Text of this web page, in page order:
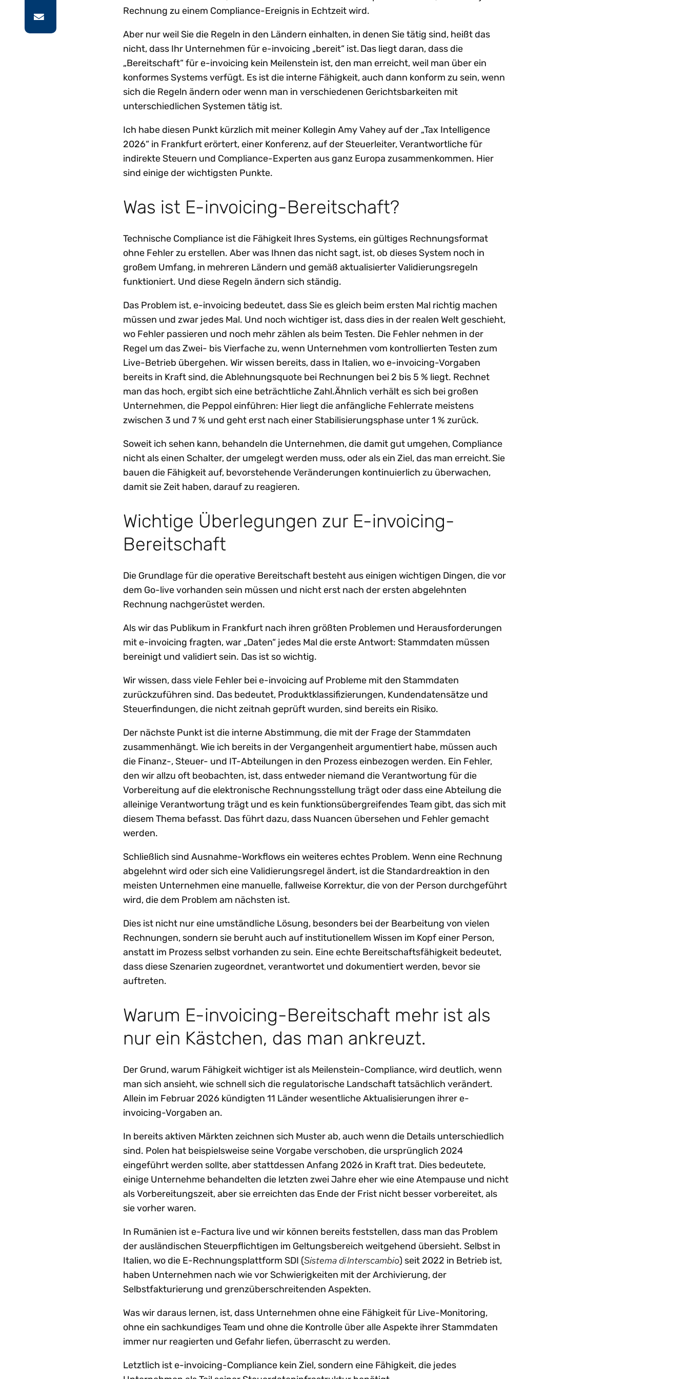
Rechnung zu einem Compliance-Ereignis in Echtzeit wird.
Aber nur weil Sie die Regeln in den Ländern einhalten, in denen Sie tätig sind, heißt das
nicht, dass Ihr Unternehmen für e-invoicing „bereit“ ist. Das liegt daran, dass die
„Bereitschaft“ für e-invoicing kein Meilenstein ist, den man erreicht, weil man über ein
konformes Systems verfügt. Es ist die interne Fähigkeit, auch dann konform zu sein, wenn
sich die Regeln ändern oder wenn man in verschiedenen Gerichtsbarkeiten mit
unterschiedlichen Systemen tätig ist.
Ich habe diesen Punkt kürzlich mit meiner Kollegin Amy Vahey auf der „Tax Intelligence
2026“ in Frankfurt erörtert, einer Konferenz, auf der Steuerleiter, Verantwortliche für
indirekte Steuern und Compliance-Experten aus ganz Europa zusammenkommen. Hier
sind einige der wichtigsten Punkte.
Was ist E-invoicing-Bereitschaft?
Technische Compliance ist die Fähigkeit Ihres Systems, ein gültiges Rechnungsformat
ohne Fehler zu erstellen. Aber was Ihnen das nicht sagt, ist, ob dieses System noch in
großem Umfang, in mehreren Ländern und gemäß aktualisierter Validierungsregeln
funktioniert. Und diese Regeln ändern sich ständig.
Das Problem ist, e-invoicing bedeutet, dass Sie es gleich beim ersten Mal richtig machen
müssen und zwar jedes Mal. Und noch wichtiger ist, dass dies in der realen Welt geschieht,
wo Fehler passieren und noch mehr zählen als beim Testen. Die Fehler nehmen in der
Regel um das Zwei- bis Vierfache zu, wenn Unternehmen vom kontrollierten Testen zum
Live-Betrieb übergehen. Wir wissen bereits, dass in Italien, wo e-invoicing-Vorgaben
bereits in Kraft sind, die Ablehnungsquote bei Rechnungen bei 2 bis 5 % liegt. Rechnet
man das hoch, ergibt sich eine beträchtliche Zahl.Ähnlich verhält es sich bei großen
Unternehmen, die Peppol einführen: Hier liegt die anfängliche Fehlerrate meistens
zwischen 3 und 7 % und geht erst nach einer Stabilisierungsphase unter 1 % zurück.
Soweit ich sehen kann, behandeln die Unternehmen, die damit gut umgehen, Compliance
nicht als einen Schalter, der umgelegt werden muss, oder als ein Ziel, das man erreicht. Sie
bauen die Fähigkeit auf, bevorstehende Veränderungen kontinuierlich zu überwachen,
damit sie Zeit haben, darauf zu reagieren.
Wichtige Überlegungen zur E-invoicing-
Bereitschaft
Die Grundlage für die operative Bereitschaft besteht aus einigen wichtigen Dingen, die vor
dem Go-live vorhanden sein müssen und nicht erst nach der ersten abgelehnten
Rechnung nachgerüstet werden.
Als wir das Publikum in Frankfurt nach ihren größten Problemen und Herausforderungen
mit e-invoicing fragten, war „Daten“ jedes Mal die erste Antwort: Stammdaten müssen
bereinigt und validiert sein. Das ist so wichtig.
Wir wissen, dass viele Fehler bei e-invoicing auf Probleme mit den Stammdaten
zurückzuführen sind. Das bedeutet, Produktklassifizierungen, Kundendatensätze und
Steuerfindungen, die nicht zeitnah geprüft wurden, sind bereits ein Risiko.
Der nächste Punkt ist die interne Abstimmung, die mit der Frage der Stammdaten
zusammenhängt. Wie ich bereits in der Vergangenheit argumentiert habe, müssen auch
die Finanz-, Steuer- und IT-Abteilungen in den Prozess einbezogen werden. Ein Fehler,
den wir allzu oft beobachten, ist, dass entweder niemand die Verantwortung für die
Vorbereitung auf die elektronische Rechnungsstellung trägt oder dass eine Abteilung die
alleinige Verantwortung trägt und es kein funktionsübergreifendes Team gibt, das sich mit
diesem Thema befasst. Das führt dazu, dass Nuancen übersehen und Fehler gemacht
werden.
Schließlich sind Ausnahme-Workflows ein weiteres echtes Problem. Wenn eine Rechnung
abgelehnt wird oder sich eine Validierungsregel ändert, ist die Standardreaktion in den
meisten Unternehmen eine manuelle, fallweise Korrektur, die von der Person durchgeführt
wird, die dem Problem am nächsten ist.
Dies ist nicht nur eine umständliche Lösung, besonders bei der Bearbeitung von vielen
Rechnungen, sondern sie beruht auch auf institutionellem Wissen im Kopf einer Person,
anstatt im Prozess selbst vorhanden zu sein. Eine echte Bereitschaftsfähigkeit bedeutet,
dass diese Szenarien zugeordnet, verantwortet und dokumentiert werden, bevor sie
auftreten.
Warum E-invoicing-Bereitschaft mehr ist als
nur ein Kästchen, das man ankreuzt.
Der Grund, warum Fähigkeit wichtiger ist als Meilenstein-Compliance, wird deutlich, wenn
man sich ansieht, wie schnell sich die regulatorische Landschaft tatsächlich verändert.
Allein im Februar 2026 kündigten 11 Länder wesentliche Aktualisierungen ihrer e-
invoicing-Vorgaben an.
In bereits aktiven Märkten zeichnen sich Muster ab, auch wenn die Details unterschiedlich
sind. Polen hat beispielsweise seine Vorgabe verschoben, die ursprünglich 2024
eingeführt werden sollte, aber stattdessen Anfang 2026 in Kraft trat. Dies bedeutete,
einige Unternehme behandelten die letzten zwei Jahre eher wie eine Atempause und nicht
als Vorbereitungszeit, aber sie erreichten das Ende der Frist nicht besser vorbereitet, als
sie vorher waren.
In Rumänien ist e-Factura live und wir können bereits feststellen, dass man das Problem
der ausländischen Steuerpflichtigen im Geltungsbereich weitgehend übersieht. Selbst in
Italien, wo die E-Rechnungsplattform SDI (Sistema di Interscambio) seit 2022 in Betrieb ist,
haben Unternehmen nach wie vor Schwierigkeiten mit der Archivierung, der
Selbstfakturierung und grenzüberschreitenden Aspekten.
Was wir daraus lernen, ist, dass Unternehmen ohne eine Fähigkeit für Live-Monitoring,
ohne ein sachkundiges Team und ohne die Kontrolle über alle Aspekte ihrer Stammdaten
immer nur reagierten und Gefahr liefen, überrascht zu werden.
Letztlich ist e-invoicing-Compliance kein Ziel, sondern eine Fähigkeit, die jedes